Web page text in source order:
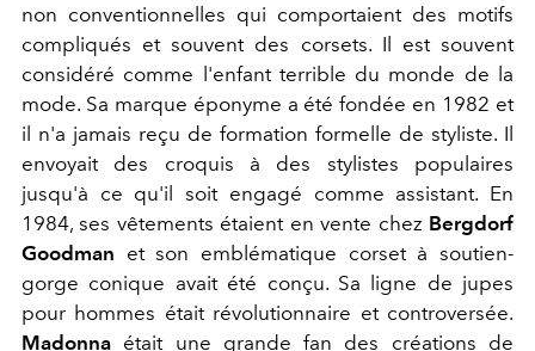
non conventionnelles qui comportaient des motifs
compliqués et souvent des corsets. Il est souvent
considéré comme l'enfant terrible du monde de la
mode. Sa marque éponyme a été fondée en 1982 et
il n'a jamais reçu de formation formelle de styliste. Il
envoyait des croquis à des stylistes populaires
jusqu'à ce qu'il soit engagé comme assistant. En
1984, ses vêtements étaient en vente chez Bergdorf
Goodman et son emblématique corset à soutien-
gorge conique avait été conçu. Sa ligne de jupes
pour hommes était révolutionnaire et controversée.
Madonna était une grande fan des créations de